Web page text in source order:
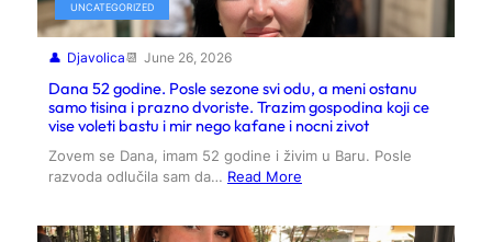
UNCATEGORIZED
Djavolica June 26, 2026
Dana 52 godine. Posle sezone svi odu, a meni ostanu
samo tisina i prazno dvoriste. Trazim gospodina koji ce
vise voleti bastu i mir nego kafane i nocni zivot
Zovem se Dana, imam 52 godine i živim u Baru. Posle
razvoda odlučila sam da… Read More